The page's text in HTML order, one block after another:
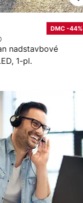
nadstavbové
1-pl.
DMC -44%